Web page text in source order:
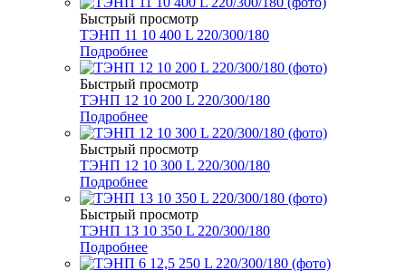
Быстрый просмотр
ТЭНП 11 10 400 L 220/300/180
Подробнее
Быстрый просмотр
ТЭНП 12 10 200 L 220/300/180
Подробнее
Быстрый просмотр
ТЭНП 12 10 300 L 220/300/180
Подробнее
Быстрый просмотр
ТЭНП 13 10 350 L 220/300/180
Подробнее